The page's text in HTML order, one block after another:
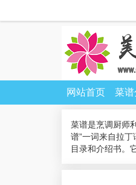
网站首页 菜
菜谱是烹调厨师
谱”一词来自拉
目录和介绍书。